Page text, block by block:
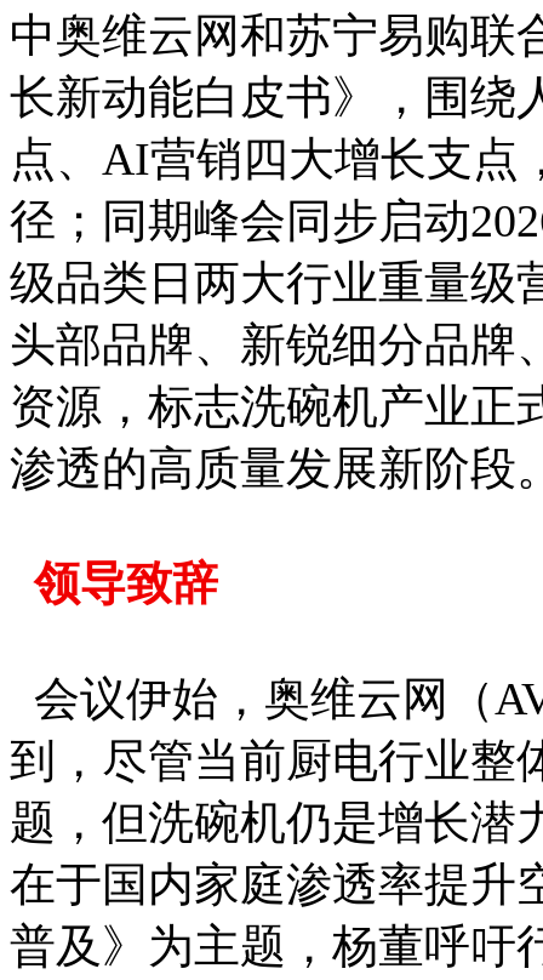
中奥维云网和苏宁易购联
长新动能白皮书》，围绕
点、AI营销四大增长支点
径；同期峰会同步启动
级品类日两大行业重量级
头部品牌、新锐细分品牌
资源，标志洗碗机产业正
渗透的高质量发展新阶段
领导致辞
会议伊始，奥维云网（
到，尽管当前厨电行业整
题，但洗碗机仍是增长潜
在于国内家庭渗透率提升
普及》为主题，杨董呼吁